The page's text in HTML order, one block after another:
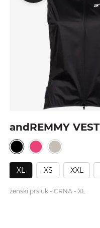
andREMMY VEST
XL XS XXL
ženski prsluk - CRNA - XL